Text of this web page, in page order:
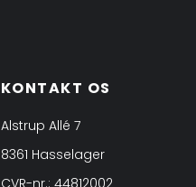
KONTAKT OS
Alstrup Allé 7
8361 Hasselager
CVR-nr.: 44812002